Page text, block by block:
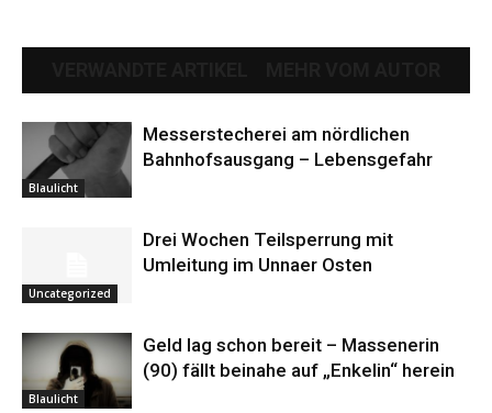
Blaulicht
Messerstecherei am nördlichen
Bahnhofsausgang – Lebensgefahr
Uncategorized
Drei Wochen Teilsperrung mit
Umleitung im Unnaer Osten
Blaulicht
Geld lag schon bereit – Massenerin
(90) fällt beinahe auf „Enkelin“ herein